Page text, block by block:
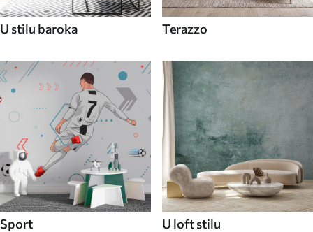
U stilu baroka Terazzo
Sport U loft stilu